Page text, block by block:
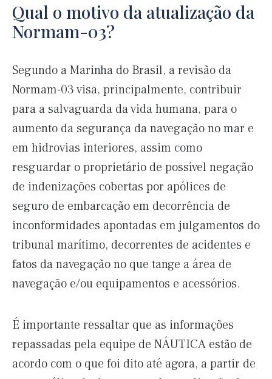
Qual o motivo da atualização da
Normam-03?
Segundo a Marinha do Brasil, a revisão da
Normam-03 visa, principalmente, contribuir
para a salvaguarda da vida humana, para o
aumento da segurança da navegação no mar e
em hidrovias interiores, assim como
resguardar o proprietário de possível negação
de indenizações cobertas por apólices de
seguro de embarcação em decorrência de
inconformidades apontadas em julgamentos do
tribunal marítimo, decorrentes de acidentes e
fatos da navegação no que tange a área de
navegação e/ou equipamentos e acessórios.
É importante ressaltar que as informações
repassadas pela equipe de NÁUTICA estão de
acordo com o que foi dito até agora, a partir de